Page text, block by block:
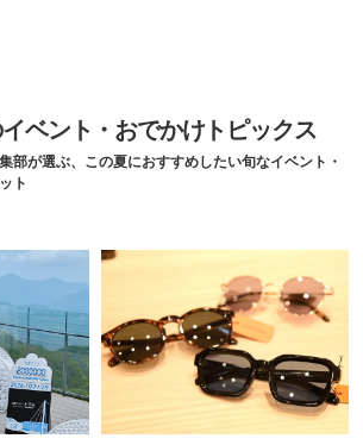
ベント・おでかけトピックス
部が選ぶ、この夏におすすめしたい旬なイベント・
ト